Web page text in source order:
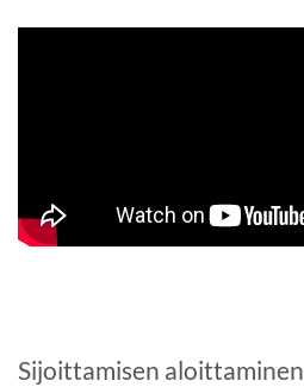
Sijoittamisen aloittaminen